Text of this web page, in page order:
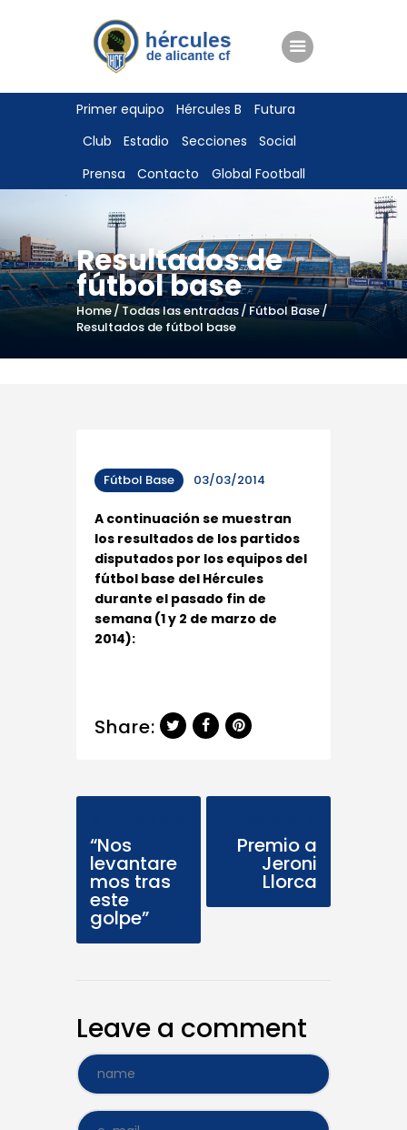
Primer equipo Hércules B
Futura
Club
Estadio Secciones
Social
Prensa
Contacto Global Football
Resultados de
fútbol base
Home Todas las entradas
Fútbol Base
Resultados de fútbol base
ENTRADAS
TIENDA
HÉRCULESCF100
Fútbol Base 03/03/2014
A continuación se muestran
los resultados de los partidos
disputados por los equipos del
fútbol base del Hércules
durante el pasado fin de
semana (1 y 2 de marzo de
2014):
Share:
“Nos
levantare
mos tras
este
golpe”
Premio a
Jeroni
Llorca
Leave a comment